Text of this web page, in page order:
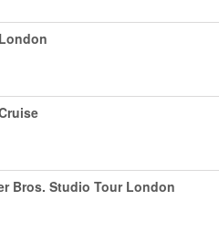
Bros. Studio Tour London